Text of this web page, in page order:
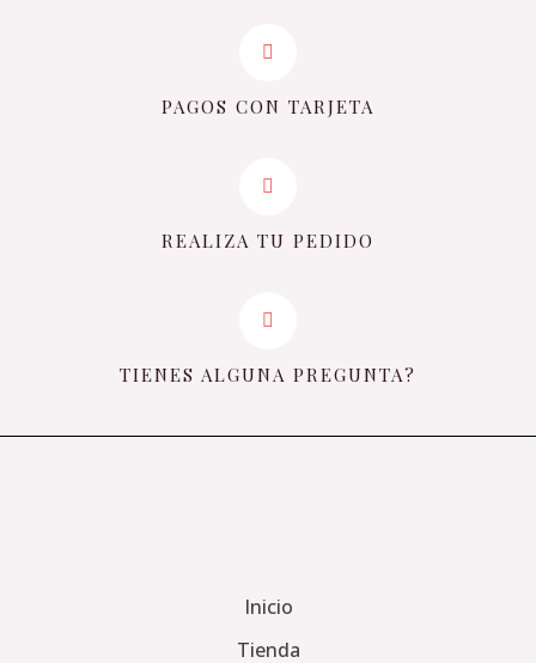
PAGOS CON TARJETA
REALIZA TU PEDIDO
TIENES ALGUNA PREGUNTA?
Inicio
Tienda